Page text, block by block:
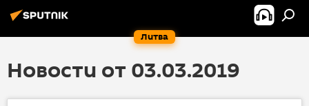
Литва
Новости от 03.03.2019